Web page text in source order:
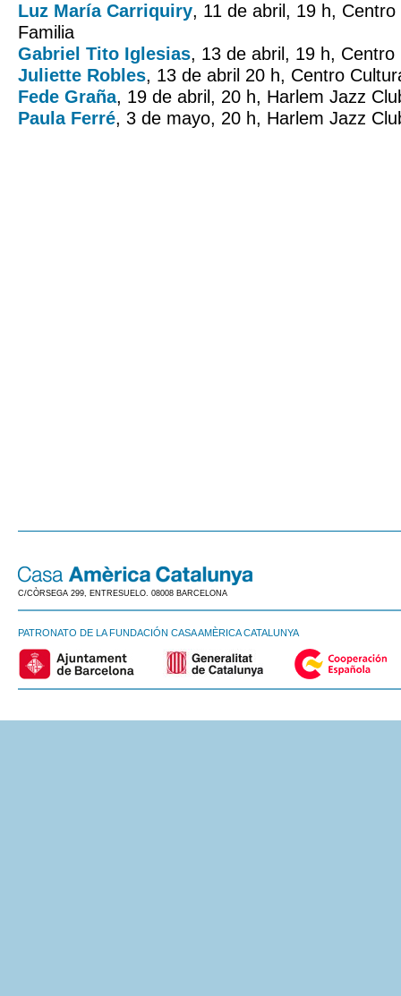
Luz María Carriquiry, 11 de abril, 19 h,
Familia
Gabriel Tito Iglesias, 13 de abril, 19 h,
Juliette Robles, 13 de abril 20 h, Centro
Fede Graña, 19 de abril, 20 h, Harlem Jazz
Paula Ferré, 3 de mayo, 20 h, Harlem Jazz
C/CÒRSEGA 299, ENTRESUELO. 08008 BARCELONA
PATRONATO DE LA FUNDACIÓN CASA AMÈRICA CATALUNYA